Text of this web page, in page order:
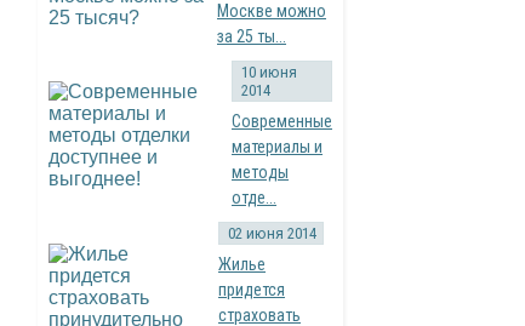
Москве можно
за 25 ты...
10 июня
2014
Современные
материалы и
методы
отде...
02 июня 2014
Жилье
придется
страховать